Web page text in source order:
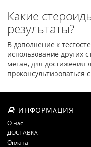
Какие
результаты?
В дополнение к
использование других
метан, для достижения
проконсультироваться
ИНФОРМАЦИЯ
О нас
ДОСТАВКА
Оплата